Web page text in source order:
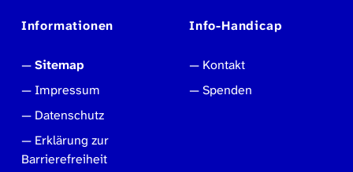
Informationen
Sitemap
Impressum
Datenschutz
Erklärung zur
Barrierefreiheit
Info-Handicap
Kontakt
Spenden